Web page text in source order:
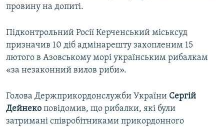
провину на допиті.
Підконтрольний Росії Керченський міськсуд
призначив 10 діб адмінарешту захопленим 15
лютого в Азовському морі українським рибалкам
«за незаконний вилов риби».
Голова Держприкордонслужби України Сергій
Дейнеко повідомив, що рибалки, які були
затримані співробітниками прикордонного